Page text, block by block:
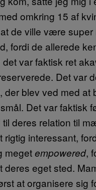
omkring 15 af
de ville være super
fordi de allerede
var faktisk ret
Det var
der blev ved med at
Det var faktisk
deres relation til
rigtig interessant,
megetempowered,
deres eget sted.
at organisere sig